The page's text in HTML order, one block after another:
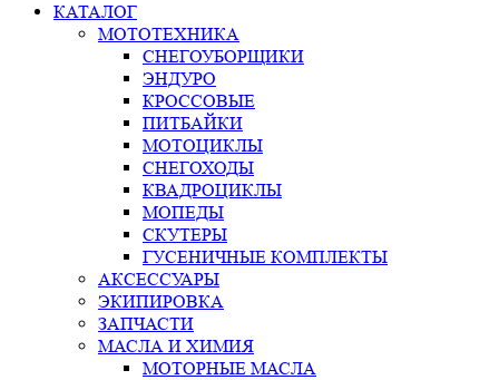
КАТАЛОГ
МОТОТЕХНИКА
СНЕГОУБОРЩИКИ
ЭНДУРО
КРОССОВЫЕ
ПИТБАЙКИ
МОТОЦИКЛЫ
СНЕГОХОДЫ
КВАДРОЦИКЛЫ
МОПЕДЫ
СКУТЕРЫ
ГУСЕНИЧНЫЕ КОМПЛЕКТЫ
АКСЕССУАРЫ
ЭКИПИРОВКА
ЗАПЧАСТИ
МАСЛА И ХИМИЯ
МОТОРНЫЕ МАСЛА